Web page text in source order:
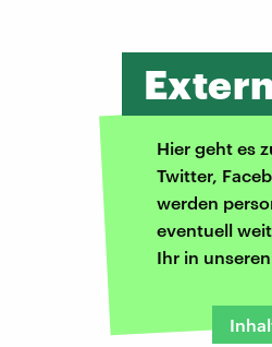
Hier geht es
Twitter,
werden
eventuell
Ihr in unseren